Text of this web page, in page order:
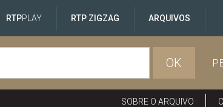
RTPPLAY RTP ZIGZAG ARQUIVOS
OK
SOBRE O ARQUIVO